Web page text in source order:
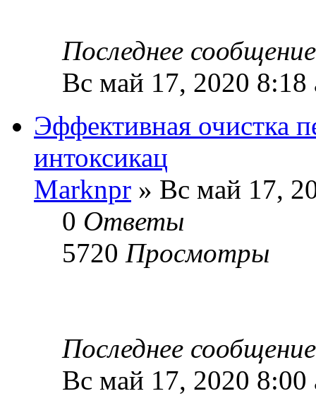
Последнее
Вс май 17, 2020 8:18
Эффективная очистка
интоксикац
Marknpr » Вс май 17,
0 Ответы
5720 Просмотры
Последнее
Вс май 17, 2020 8:00